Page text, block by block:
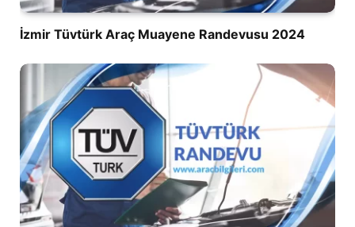
İzmir Tüvtürk Araç Muayene Randevusu 2024